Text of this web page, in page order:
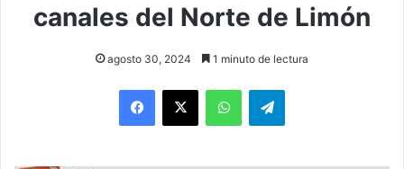
canales del Norte de Limón
agosto 30, 2024 1 minuto de lectura
WhatsAppTelegram